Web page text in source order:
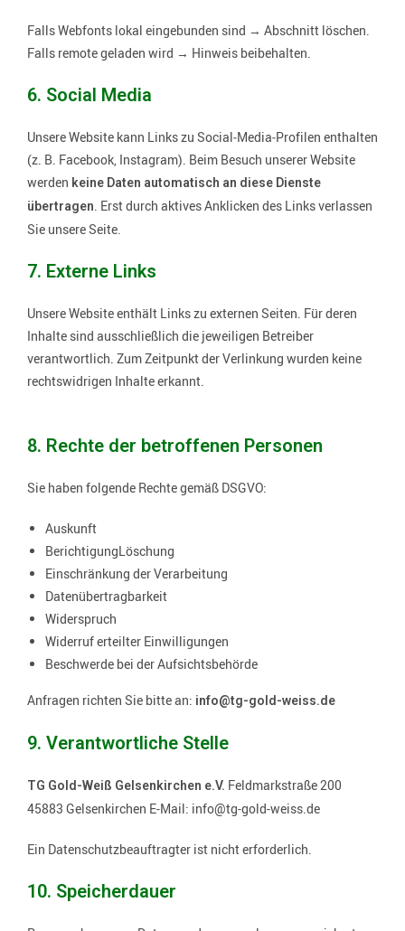
Falls Webfonts lokal eingebunden sind → Abschnitt löschen.
Falls remote geladen wird → Hinweis beibehalten.
6. Social Media
Unsere Website kann Links zu Social‑Media‑Profilen enthalten
(z. B. Facebook, Instagram). Beim Besuch unserer Website
werden keine Daten automatisch an diese Dienste
übertragen. Erst durch aktives Anklicken des Links verlassen
Sie unsere Seite.
7. Externe Links
Unsere Website enthält Links zu externen Seiten. Für deren
Inhalte sind ausschließlich die jeweiligen Betreiber
verantwortlich. Zum Zeitpunkt der Verlinkung wurden keine
rechtswidrigen Inhalte erkannt.
8. Rechte der betroffenen Personen
Sie haben folgende Rechte gemäß DSGVO:
Auskunft
BerichtigungLöschung
Einschränkung der Verarbeitung
Datenübertragbarkeit
Widerspruch
Widerruf erteilter Einwilligungen
Beschwerde bei der Aufsichtsbehörde
Anfragen richten Sie bitte an: info@tg-gold-weiss.de
9. Verantwortliche Stelle
TG Gold-Weiß Gelsenkirchen e.V. Feldmarkstraße 200
45883 Gelsenkirchen E-Mail: info@tg-gold-weiss.de
Ein Datenschutzbeauftragter ist nicht erforderlich.
10. Speicherdauer